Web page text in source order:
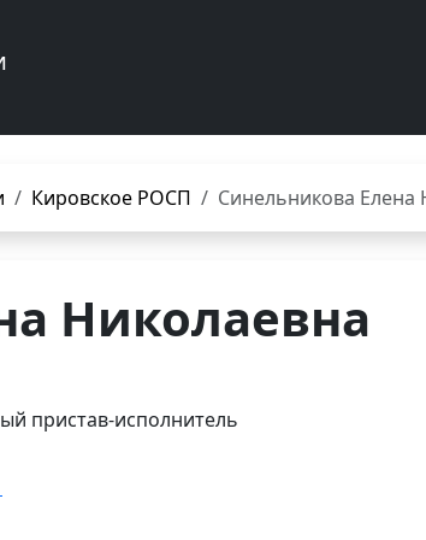
Кировское РОСП Синельникова Елена
Николаевна
пристав-исполнитель